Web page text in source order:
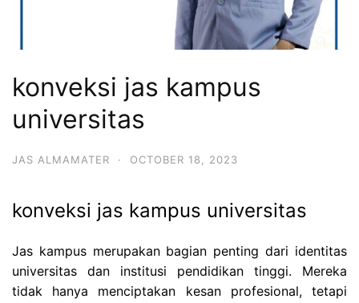
konveksi jas kampus
universitas
JAS ALMAMATER · OCTOBER 18, 2023
konveksi jas kampus universitas
Jas kampus merupakan bagian penting dari identitas
universitas dan institusi pendidikan tinggi. Mereka
tidak hanya menciptakan kesan profesional, tetapi